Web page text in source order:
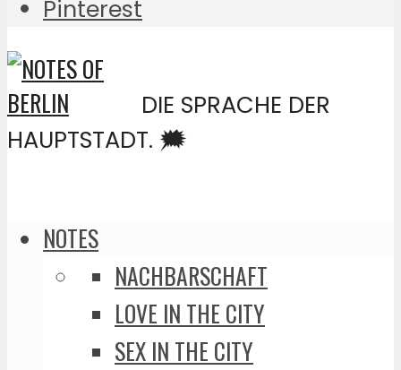
Pinterest
DIE SPRACHE DER
HAUPTSTADT. 🗯️
NOTES
NACHBARSCHAFT
LOVE IN THE CITY
SEX IN THE CITY